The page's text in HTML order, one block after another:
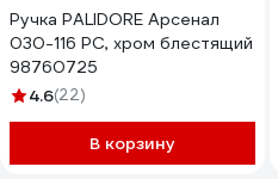
Ручка PALIDORE Арсенал
030-116 PC, хром блестящий
98760725
4.6(22)
В корзину